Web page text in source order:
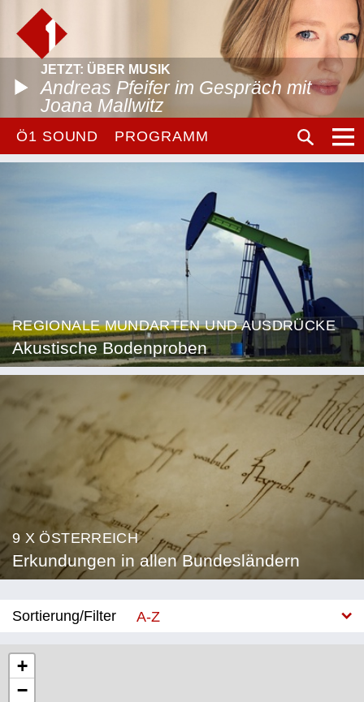
JETZT: ÜBER MUSIK
Andreas Pfeifer im Gespräch mit
Joana Mallwitz
Ö1 SOUND PROGRAMM
REGIONALE MUNDARTEN UND AUSDRÜCKE
Akustische Bodenproben
9 X ÖSTERREICH
Erkundungen in allen Bundesländern
Sortierung/Filter
A-Z
+
−